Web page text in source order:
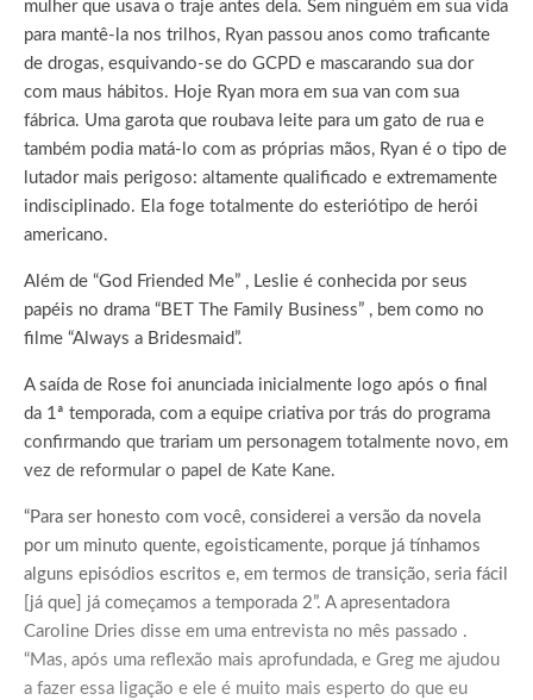
mulher que usava o traje antes dela. Sem ninguém em sua vida
para mantê-la nos trilhos, Ryan passou anos como traficante
de drogas, esquivando-se do GCPD e mascarando sua dor
com maus hábitos. Hoje Ryan mora em sua van com sua
fábrica. Uma garota que roubava leite para um gato de rua e
também podia matá-lo com as próprias mãos, Ryan é o tipo de
lutador mais perigoso: altamente qualificado e extremamente
indisciplinado. Ela foge totalmente do esteriótipo de herói
americano.
Além de “God Friended Me” , Leslie é conhecida por seus
papéis no drama “BET The Family Business” , bem como no
filme “Always a Bridesmaid”.
A saída de Rose foi anunciada inicialmente logo após o final
da 1ª temporada, com a equipe criativa por trás do programa
confirmando que trariam um personagem totalmente novo, em
vez de reformular o papel de Kate Kane.
“Para ser honesto com você, considerei a versão da novela
por um minuto quente, egoisticamente, porque já tínhamos
alguns episódios escritos e, em termos de transição, seria fácil
[já que] já começamos a temporada 2”. A apresentadora
Caroline Dries disse em uma entrevista no mês passado .
“Mas, após uma reflexão mais aprofundada, e Greg me ajudou
a fazer essa ligação e ele é muito mais esperto do que eu